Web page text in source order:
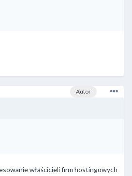
Autor
właścicieli firm hostingowych